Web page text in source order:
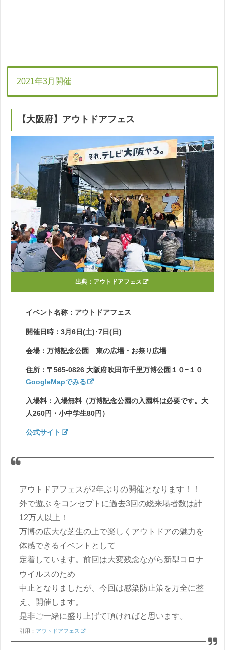
2021年3月開催
【大阪府】アウトドアフェス
出典： アウトドアフェス
イベント名称：アウトドアフェス
開催日時：3月6日(土)･7日(日)
会場：万博記念公園 東の広場・お祭り広場
住所：〒565-0826 大阪府吹田市千里万博公園１０−１０
GoogleMapでみる
入場料：入場無料（万博記念公園の入園料は必要です。大
人260円・小中学生80円）
公式サイト
アウトドアフェスが2年ぶりの開催となります！！
外で遊ぶ をコンセプトに過去3回の総来場者数は計
12万人以上！
万博の広大な芝生の上で楽しくアウトドアの魅力を
体感できるイベントとして
定着しています。前回は大変残念ながら新型コロナ
ウイルスのため
中止となりましたが、今回は感染防止策を万全に整
え、開催します。
是非ご一緒に盛り上げて頂ければと思います。
引用： アウトドアフェス